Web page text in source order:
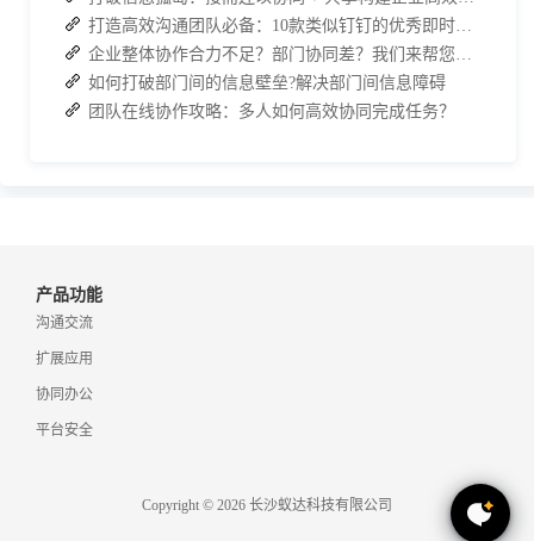
如何打破部门间的信息壁垒?解决部门间信息障碍
团队在线协作攻略：多人如何高效协同完成任务？
产品功能
沟通交流
扩展应用
协同办公
平台安全
Copyright © 2026 长沙蚁达科技有限公司